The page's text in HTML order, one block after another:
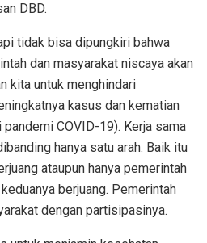
DBD.
tidak bisa dipungkiri bahwa
dan masyarakat niscaya akan
kita untuk menghindari
kasus dan kematian
COVID-19). Kerja sama
hanya satu arah. Baik itu
ataupun hanya pemerintah
berjuang. Pemerintah
dengan partisipasinya.